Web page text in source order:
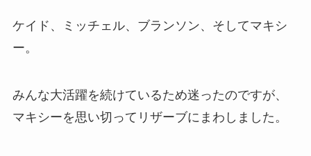
ケイド、ミッチェル、ブランソン、そしてマキシ
ー。
みんな大活躍を続けているため迷ったのですが、
マキシーを思い切ってリザーブにまわしました。